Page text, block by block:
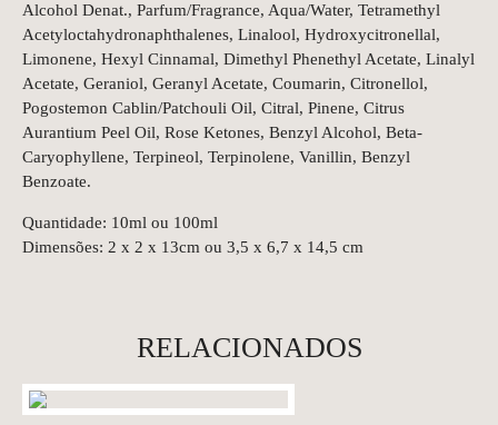
Alcohol Denat., Parfum/Fragrance, Aqua/Water, Tetramethyl
Acetyloctahydronaphthalenes, Linalool, Hydroxycitronellal,
Limonene, Hexyl Cinnamal, Dimethyl Phenethyl Acetate, Linalyl
Acetate, Geraniol, Geranyl Acetate, Coumarin, Citronellol,
Pogostemon Cablin/Patchouli Oil, Citral, Pinene, Citrus
Aurantium Peel Oil, Rose Ketones, Benzyl Alcohol, Beta-
Caryophyllene, Terpineol, Terpinolene, Vanillin, Benzyl
Benzoate.
Quantidade: 10ml ou 100ml
Dimensões: 2 x 2 x 13cm ou 3,5 x 6,7 x 14,5 cm
RELACIONADOS